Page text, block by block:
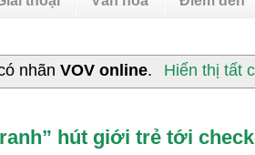
nhãnVOV online. Hiển thị tất
hút giới trẻ tới